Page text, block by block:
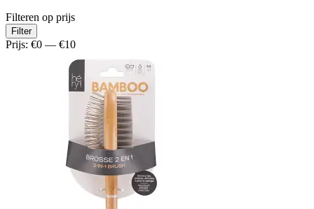
Filteren op prijs
Min.
prijs
Max.
prijs
Filter
Prijs: €0 — €10